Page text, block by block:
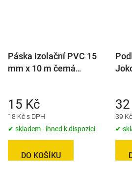
Páska izolační PVC 15
mm x 10 m černá
18 Kč s DPH
15 Kč
✔ skladem - ihned k dispozici
DO KOŠÍKU
39
✔